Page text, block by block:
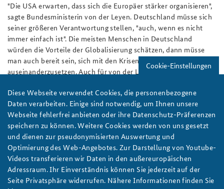
"Die USA erwarten, dass sich die Europäer stärker organisieren",
sagte Bundesministerin von der Leyen. Deutschland müsse sich
seiner größeren Verantwortung stellen, "auch, wenn es nicht
immer einfach ist". Die meisten Menschen in Deutschland
würden die Vorteile der Globalisierung schätzen, dann müsse
man auch bereit sein, sich mit den Krisen der Welt
auseinanderzusetzen. Auch für von der Leyen ist die deutsch-
Russland müsse man immer wieder den Dialog anbieten. "Wir
müssen Russland dazu bringen, dass es zurückkehrt."
Am Ende der Diskussion regte ein Teilnehmer aus dem Publikum
an, zur Stärkung der deutsch-amerikanischen Freundschaft ein
eigenes Jugendwerk zu gründen, ähnlich dem seit Jahrzehnten
bestehenden deutsch-französischen Jugendwerk. Diese Idee
fanden alle Podiumsexperten sehr gut. Hier, so die einhellige
Meinung, könne man durchaus aktiver werden.
Cookie-Einstellungen
Diese Webseite verwendet Cookies, die personenbezogene
Daten verarbeiten. Einige sind notwendig, um Ihnen unsere
Webseite fehlerfrei anbieten oder ihre Datenschutz-Präferenzen
speichern zu können. Weitere Cookies werden von uns gesetzt
und dienen zur pseudonymisierten Auswertung und
Optimierung des Web-Angebotes. Zur Darstellung von Youtube-
Videos transferieren wir Daten in den außereuropäischen
Adressraum. Ihr Einverständnis können Sie jederzeit auf der
Seite Privatsphäre widerrufen. Nähere Informationen finden Sie